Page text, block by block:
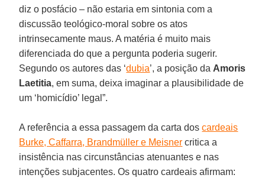
diz o posfácio – não estaria em sintonia com a
discussão teológico-moral sobre os atos
intrinsecamente maus. A matéria é muito mais
diferenciada do que a pergunta poderia sugerir.
Segundo os autores das ‘dubia’, a posição da Amoris
Laetitia, em suma, deixa imaginar a plausibilidade de
um ‘homicídio’ legal”.
A referência a essa passagem da carta doscardeais
Burke, Caffarra, Brandmüller e Meisner critica a
insistência nas circunstâncias atenuantes e nas
intenções subjacentes. Os quatro cardeais afirmam: